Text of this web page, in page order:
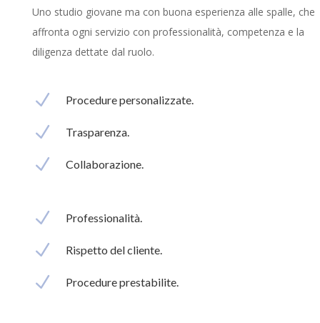
Uno studio giovane ma con buona esperienza alle spalle, che
affronta ogni servizio con professionalità, competenza e la
diligenza dettate dal ruolo.
N Procedure personalizzate.
N Trasparenza.
N Collaborazione.
N Professionalità.
N Rispetto del cliente.
N Procedure prestabilite.